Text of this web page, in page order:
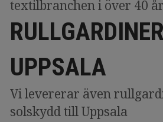
textilbranchen i över 40
RULLGARDINER
UPPSALA
Vi levererar även
solskydd till Uppsala